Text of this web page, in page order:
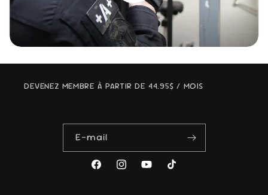
DEVENEZ MEMBRE À PARTIR DE 44.95$ / MOIS
E-mail
FacebookInstagramYouTubeTikTok